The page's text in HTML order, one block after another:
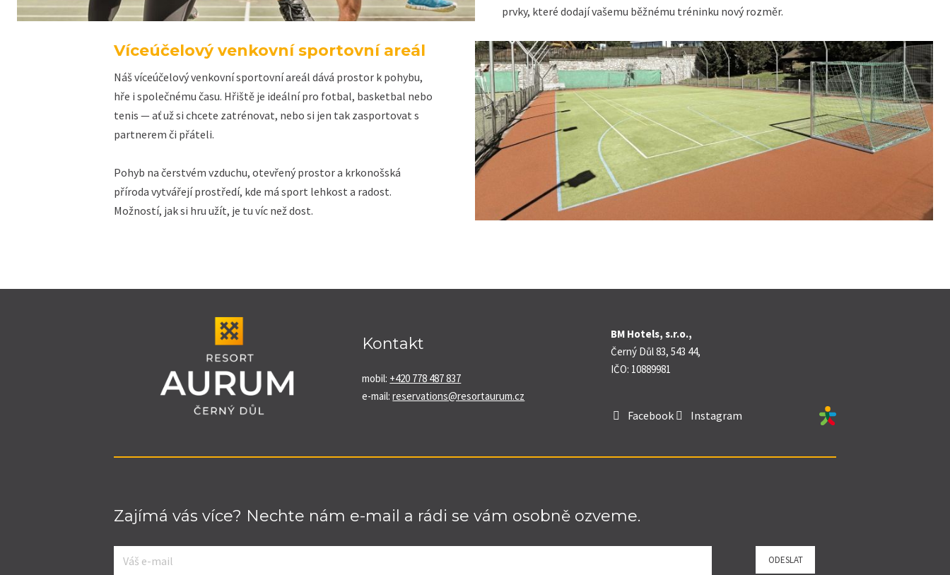
prvky, které dodají vašemu běžnému tréninku nový rozměr.
Víceúčelový venkovní sportovní areál
Náš víceúčelový venkovní sportovní areál dává prostor k pohybu,
hře i společnému času. Hřiště je ideální pro fotbal, basketbal nebo
tenis — ať už si chcete zatrénovat, nebo si jen tak zasportovat s
partnerem či přáteli.
Pohyb na čerstvém vzduchu, otevřený prostor a krkonošská
příroda vytvářejí prostředí, kde má sport lehkost a radost.
Možností, jak si hru užít, je tu víc než dost.
Kontakt
mobil: +420 778 487 837
e-mail:reservations@resortaurum.cz
BM Hotels, s.r.o.,
Černý Důl 83, 543 44,
IČO: 10889981
Facebook Instagram
Zajímá vás více? Nechte nám e-mail a rádi se vám osobně ozveme.
E-
ODESLAT